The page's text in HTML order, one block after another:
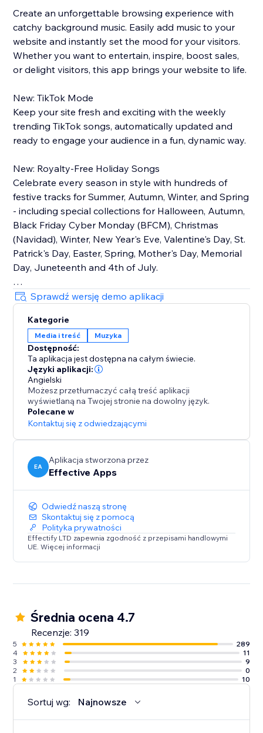
Create an unforgettable browsing experience with
catchy background music. Easily add music to your
website and instantly set the mood for your visitors.
Whether you want to entertain, inspire, boost sales,
or delight visitors, this app brings your website to life.
New: TikTok Mode
Keep your site fresh and exciting with the weekly
trending TikTok songs, automatically updated and
ready to engage your audience in a fun, dynamic way.
New: Royalty-Free Holiday Songs
Celebrate every season in style with hundreds of
festive tracks for Summer, Autumn, Winter, and Spring
- including special collections for Halloween, Autumn,
Black Friday Cyber Monday (BFCM), Christmas
(Navidad), Winter, New Year's Eve, Valentine's Day, St.
Patrick's Day, Easter, Spring, Mother's Day, Memorial
Day, Juneteenth and 4th of July.
How It Works
Upload your own audio files or use our holiday music
library that contains hundreds of royalty-free songs
for every holiday and occasion.
Main Features
• TikTok Mode with weekly trending songs
• Hundreds of holiday songs for every seasons,
holiday and occasion throughout the year
• Seamless autoplay & looping options
• Customizable widget design, placement & controls
Sprawdź wersję demo aplikacji
Kategorie
Media i treść Muzyka
Dostępność:
Ta aplikacja jest dostępna na całym świecie.
Języki aplikacji:
Angielski
Możesz przetłumaczyć całą treść aplikacji
wyświetlaną na Twojej stronie na dowolny język.
Polecane w
Kontaktuj się z odwiedzającymi
EA
Aplikacja stworzona przez
Effective Apps
Odwiedź naszą stronę
Skontaktuj się z pomocą
Polityka prywatności
Effectify LTD zapewnia zgodność z przepisami handlowymi
UE. Więcej informacji
Średnia ocena 4.7
Recenzje: 319
5
289
4
11
3
9
2
0
1
10
Sortuj wg: Najnowsze